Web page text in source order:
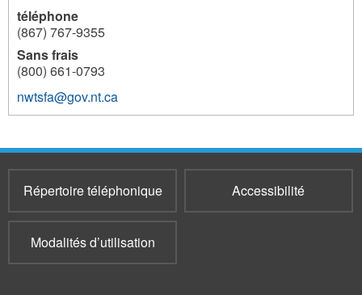
téléphone
(867) 767-9355
Sans frais
(800) 661-0793
nwtsfa@gov.nt.ca
173
Répertoire téléphonique Accessibilité
Modalités d’utilisation